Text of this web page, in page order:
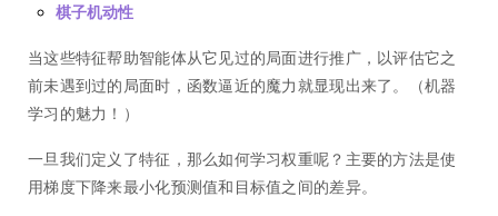
棋子机动性
当这些特征帮助智能体从它见过的局面进行推广，以评估它之
前未遇到过的局面时，函数逼近的魔力就显现出来了。（机器
学习的魅力！）
一旦我们定义了特征，那么如何学习权重呢？主要的方法是使
用梯度下降来最小化预测值和目标值之间的差异。